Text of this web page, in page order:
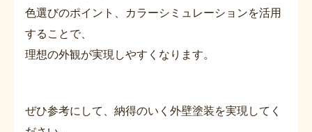
色選びのポイント、カラーシミュレーションを活用
することで、
理想の外観が実現しやすくなります。
ぜひ参考にして、納得のいく外壁塗装を実現してく